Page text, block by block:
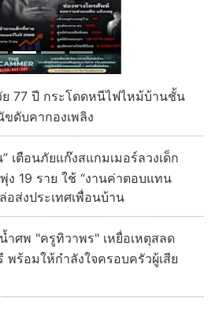
ย 77 ปี กระโดดหนีไฟไหม้บ้านชั้น
ดับคากองเพลิง
เตือนภัยแก๊งสแกมเมอร์ลวงเด็ก
ง 19 ราย ใช้ “งานค่าตอบแทน
อส่งประเทศเพื่อนบ้าน
ศพ "ครูทิวาพร" เหยื่อเหตุสลด
พร้อมให้กำลังใจครอบครัวผู้เสีย